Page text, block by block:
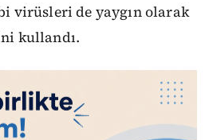
virüsleri de yaygın olarak
kullandı.